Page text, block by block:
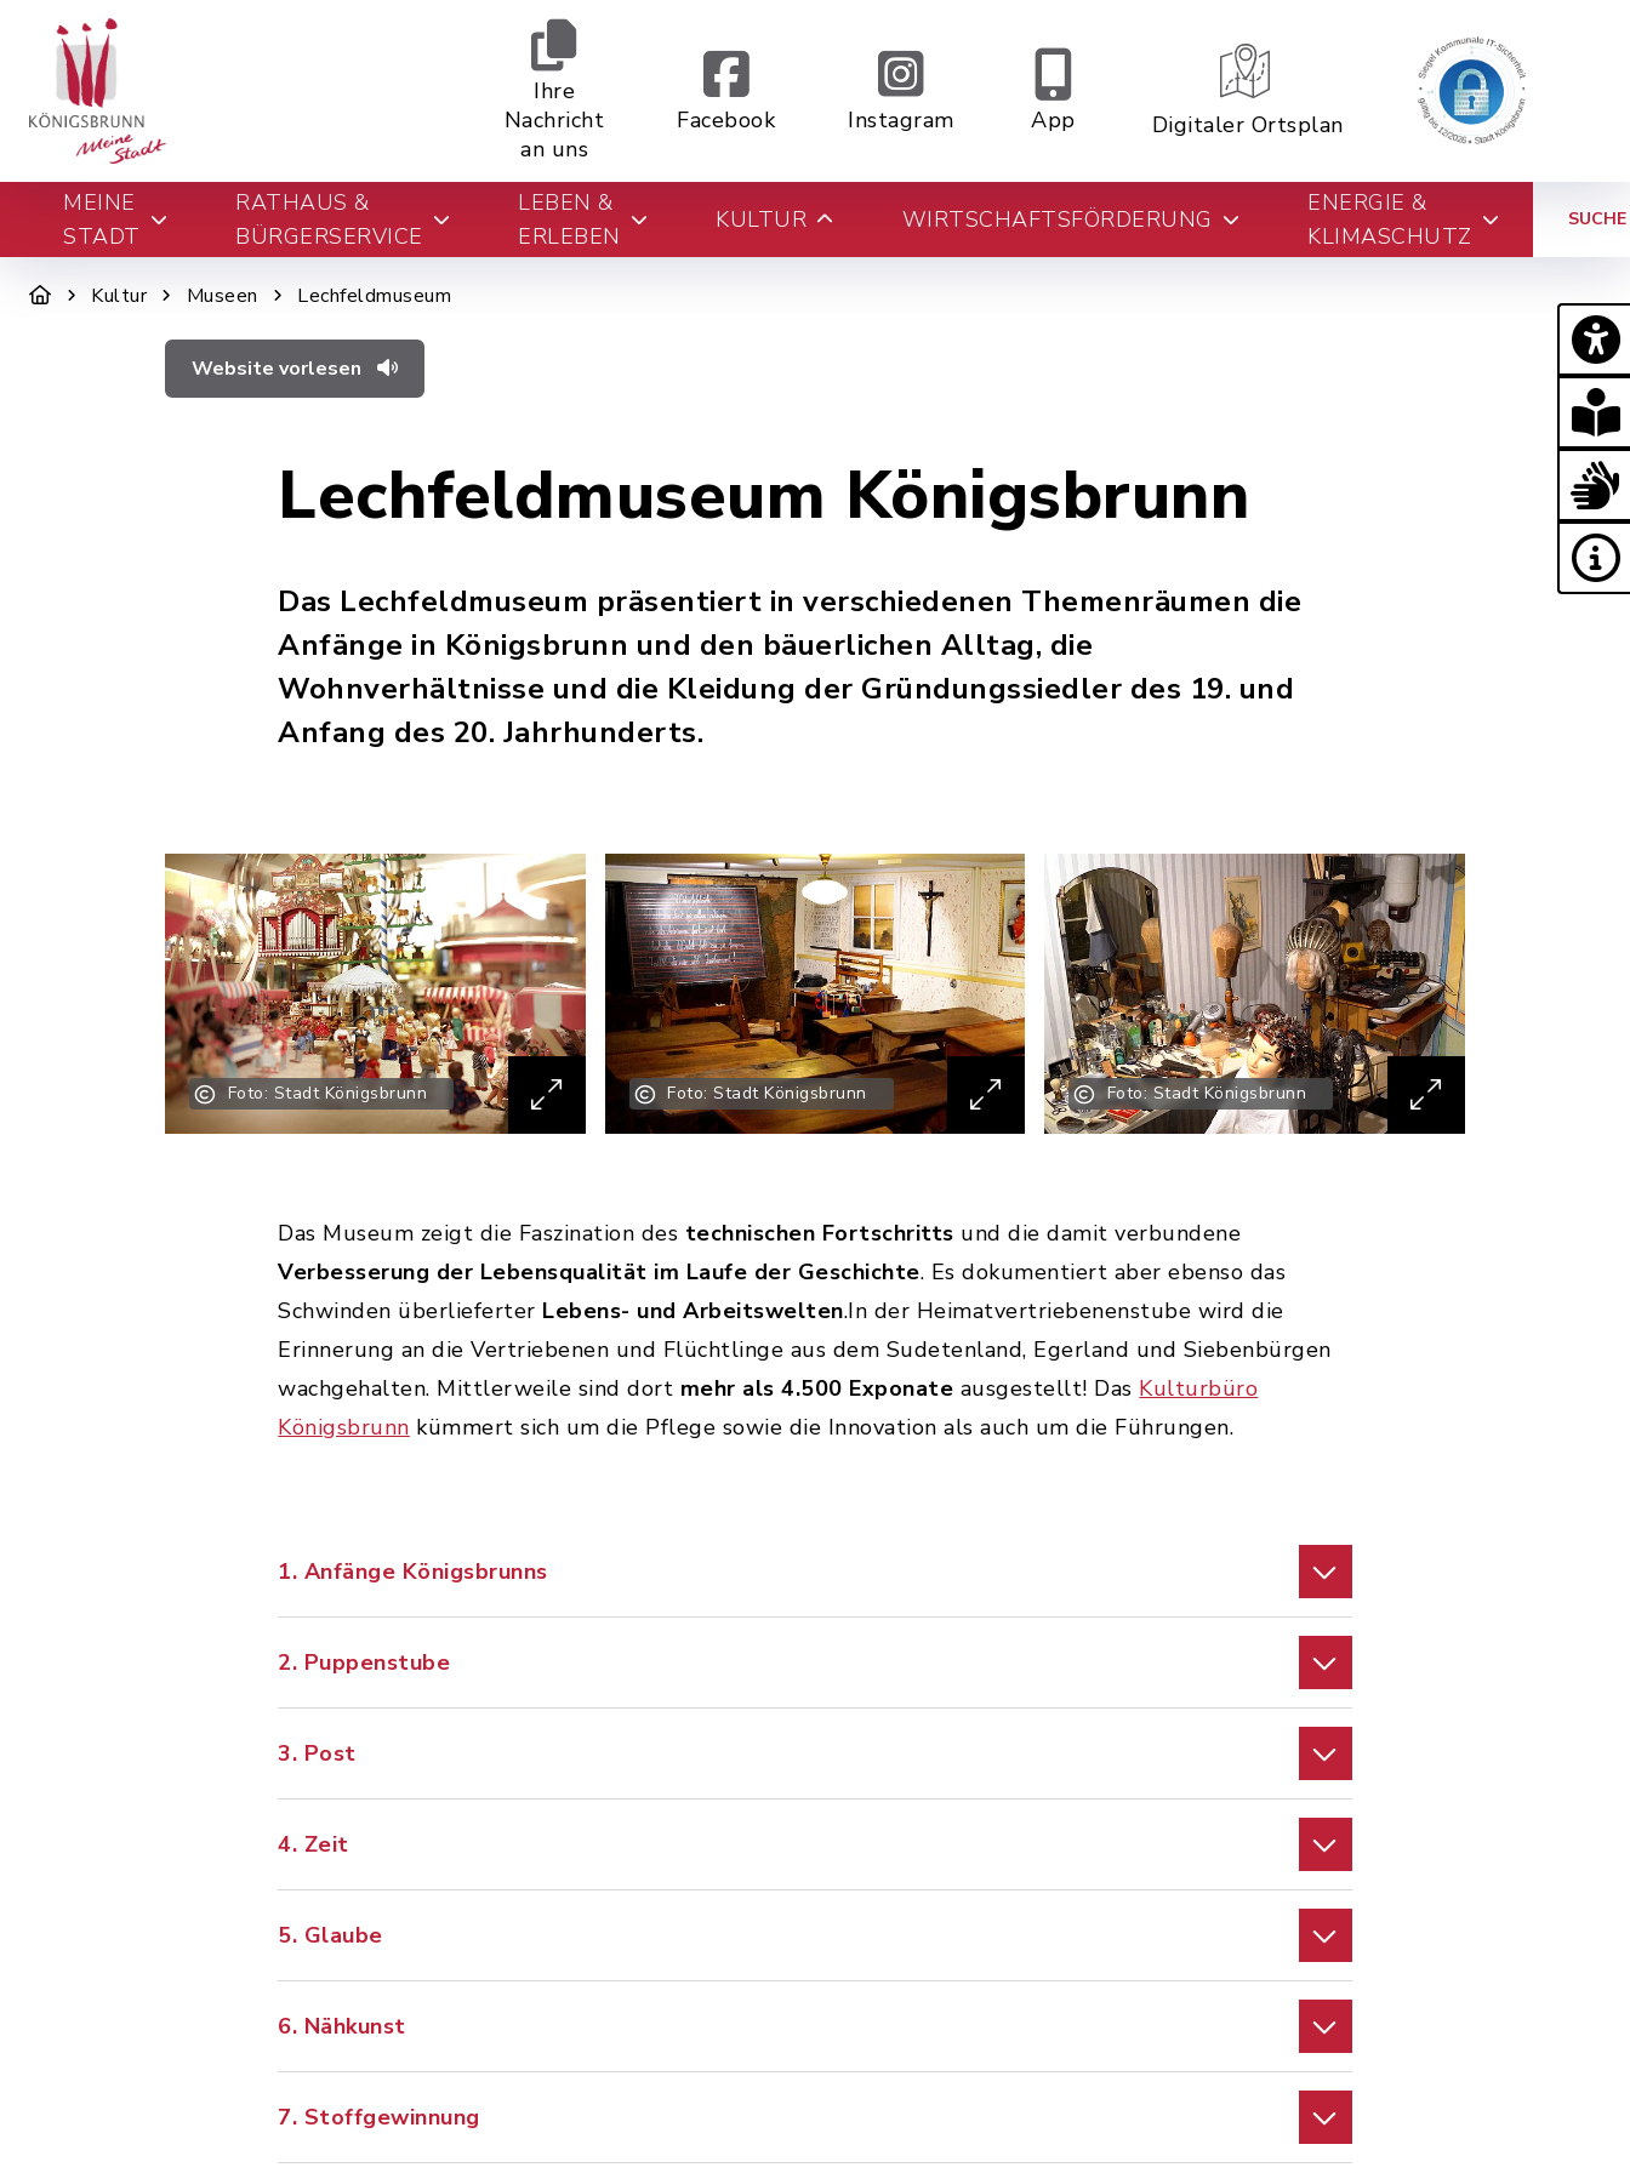
Ihre
Nachricht
an uns
Facebook Instagram App Digitaler Ortsplan
MEINE
STADT
RATHAUS &
BÜRGERSERVICE
LEBEN &
ERLEBEN
KULTUR WIRTSCHAFTSFÖRDERUNG
ENERGIE &
KLIMASCHUTZ
SUCHE
Kultur Museen Lechfeldmuseum
Website vorlesen
Lechfeldmuseum Königsbrunn
Das Lechfeldmuseum präsentiert in verschiedenen Themenräumen die
Anfänge in Königsbrunn und den bäuerlichen Alltag, die
Wohnverhältnisse und die Kleidung der Gründungssiedler des 19. und
Anfang des 20. Jahrhunderts.
Foto: Stadt Königsbrunn Foto: Stadt Königsbrunn Foto: Stadt Königsbrunn
Das Museum zeigt die Faszination des technischen Fortschritts und die damit verbundene
Verbesserung der Lebensqualität im Laufe der Geschichte. Es dokumentiert aber ebenso das
Schwinden überlieferter Lebens- und Arbeitswelten.In der Heimatvertriebenenstube wird die
Erinnerung an die Vertriebenen und Flüchtlinge aus dem Sudetenland, Egerland und Siebenbürgen
wachgehalten. Mittlerweile sind dort mehr als 4.500 Exponate ausgestellt! Das Kulturbüro
Königsbrunn kümmert sich um die Pflege sowie die Innovation als auch um die Führungen.
1. Anfänge Königsbrunns
2. Puppenstube
3. Post
4. Zeit
5. Glaube
6. Nähkunst
7. Stoffgewinnung